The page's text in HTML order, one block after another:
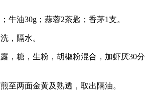
牛油30g；蒜蓉2茶匙；香茅1支。
，隔水。
，糖，生粉，胡椒粉混合，加虾厌30分
至两面金黄及熟透，取出隔油。